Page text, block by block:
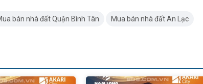
bán nhà đất Quận Bình Tân Mua bán nhà đất An Lạc